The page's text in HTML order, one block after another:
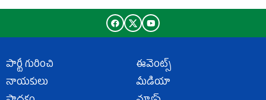
పార్టీ గురించి
నాయకులు
ఈవెంట్స్
మీడియా